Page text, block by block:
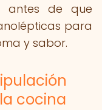
antes de que
para
y sabor.
cocina